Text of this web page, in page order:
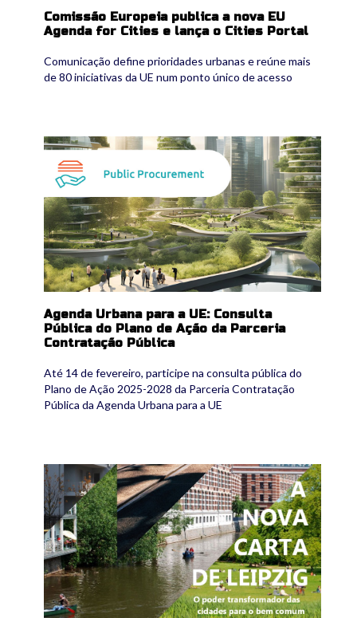
Comissão Europeia publica a nova EU
Agenda for Cities e lança o Cities Portal
Comunicação define prioridades urbanas e reúne mais
de 80 iniciativas da UE num ponto único de acesso
uaeu.jpg
Agenda Urbana para a UE: Consulta
Pública do Plano de Ação da Parceria
Contratação Pública
Até 14 de fevereiro, participe na consulta pública do
Plano de Ação 2025-2028 da Parceria Contratação
Pública da Agenda Urbana para a UE
nova_carta_leipzig.jpg